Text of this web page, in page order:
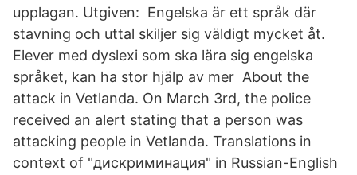
upplagan. Utgiven: Engelska är ett språk där
stavning och uttal skiljer sig väldigt mycket åt.
Elever med dyslexi som ska lära sig engelska
språket, kan ha stor hjälp av mer About the
attack in Vetlanda. On March 3rd, the police
received an alert stating that a person was
attacking people in Vetlanda. Translations in
context of "дискриминация" in Russian-English